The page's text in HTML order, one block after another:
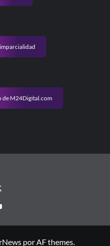
de M24Digital.com
por AF themes.